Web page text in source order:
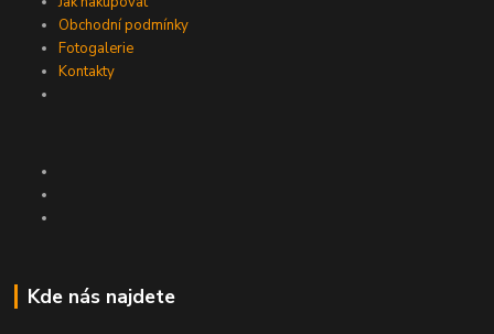
Obchodní podmínky
Fotogalerie
Kontakty
Kde nás najdete